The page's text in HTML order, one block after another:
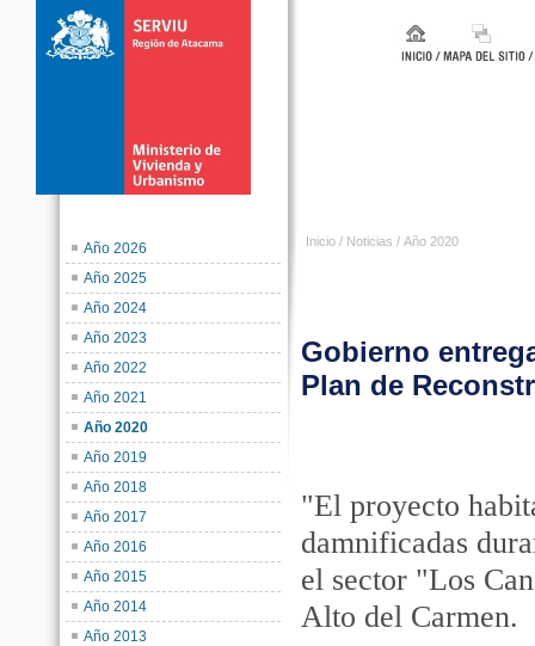
Año 2026
Año 2025
Año 2024
Año 2023
Año 2022
Año 2021
Año 2020
Año 2019
Año 2018
Año 2017
Año 2016
Año 2015
Año 2014
Año 2013
Inicio / Noticias / Año 2020
Gobierno
Plan de
"El proyecto
damnificadas
el sector "Los
Alto del Carmen.